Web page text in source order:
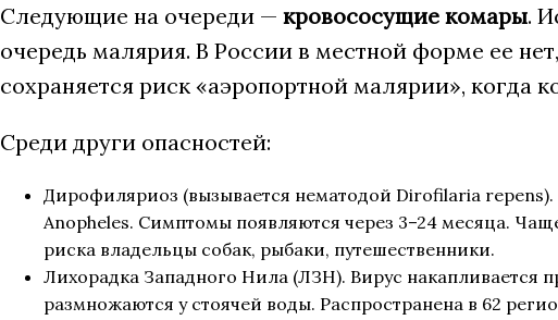
Следующие на очереди — кровососущие комары.
очередь малярия. В России в местной форме ее
сохраняется риск «аэропортной малярии», когда
Среди други опасностей:
Дирофиляриоз (вызывается нематодой Dirofilaria repens).
Anopheles. Симптомы появляются через 3–24 месяца.
риска владельцы собак, рыбаки, путешественники.
Лихорадка Западного Нила (ЛЗН). Вирус накапливается
размножаются у стоячей воды. Распространена в 62